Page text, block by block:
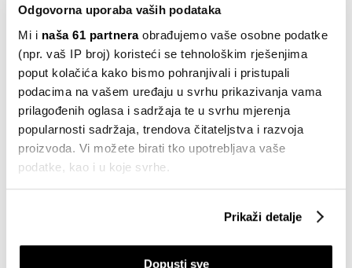
Odgovorna uporaba vaših podataka
Mi i naša 61 partneraobrađujemo vaše osobne podatke
(npr. vaš IP broj) koristeći se tehnološkim rješenjima
poput kolačića kako bismo pohranjivali i pristupali
podacima na vašem uređaju u svrhu prikazivanja vama
prilagođenih oglasa i sadržaja te u svrhu mjerenja
popularnosti sadržaja, trendova čitateljstva i razvoja
proizvoda. Vi možete birati tko upotrebljava vaše
podatke, kao i u koje svrhe.
Prikupljati podatke o vašoj geografskoj lokaciji,
koji mogu biti precizni do radijusa od nekoliko metara
Prepoznati vaš uređaj tako što ćemo aktivno
Prikaži detalje
Dopusti sve
Što je kineski Moonshot AI i zašto
potresa tržišta?
20.07.2026
Opće
Što trebate znati o parazitu od kojeg
obolijevaju ljudi diljem SAD-a
18.07.2026
Novac
Što je carry trade koji slabi jen?